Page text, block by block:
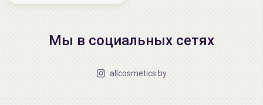
Мы в социальных сетях
allcosmetics.by